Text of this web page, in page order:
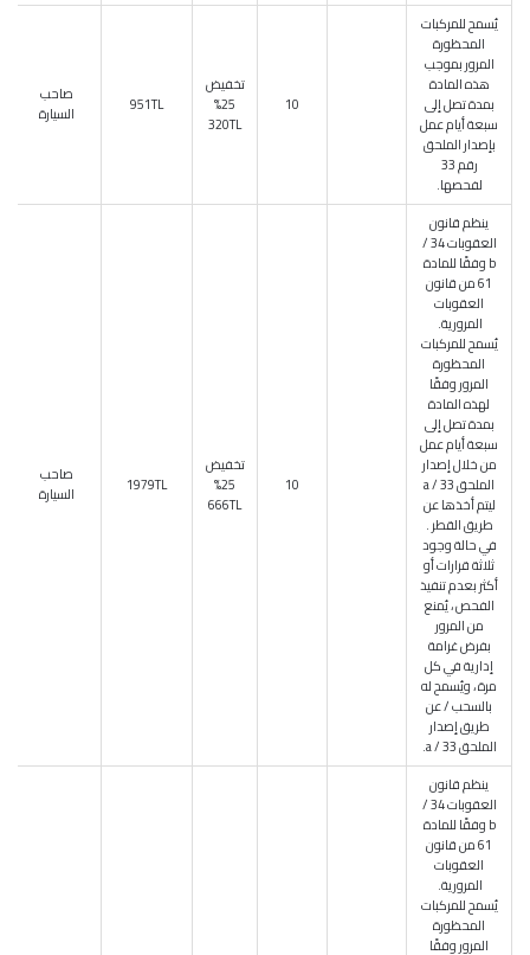
يُسمح للمركبات
المحظورة
المرور بموجب
هذه المادة
بمدة تصل إلى
سبعة أيام عمل
بإصدار الملحق
رقم 33
لفحصها.
10
تخفيض
25%
320TL
951TL
صاحب
السيارة
ينظم قانون
العقوبات 34 /
b وفقًا للمادة
61 من قانون
العقوبات
المرورية.
يُسمح للمركبات
المحظورة
المرور وفقًا
لهذه المادة
بمدة تصل إلى
سبعة أيام عمل
من خلال إصدار
الملحق 33 / a
ليتم أخذها عن
طريق القطر .
في حالة وجود
ثلاثة قرارات أو
أكثر بعدم تنفيذ
الفحص ، يُمنع
من المرور
بفرض غرامة
إدارية في كل
مرة ، ويُسمح له
بالسحب / عن
طريق إصدار
الملحق 33 / a.
10
تخفيض
25%
666TL
1979TL
صاحب
السيارة
ينظم قانون
العقوبات 34 /
b وفقًا للمادة
61 من قانون
العقوبات
المرورية.
يُسمح للمركبات
المحظورة
المرور وفقًا